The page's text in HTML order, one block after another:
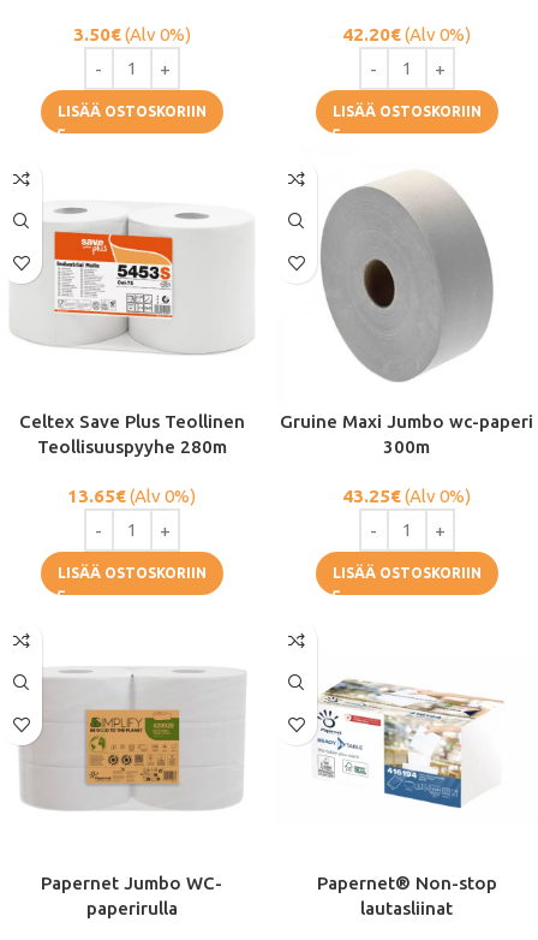
3.50€(Alv 0%)
LISÄÄ OSTOSKORIIN
42.20€(Alv 0%)
LISÄÄ OSTOSKORIIN
Celtex Save Plus Teollinen
Teollisuuspyyhe 280m
13.65€(Alv 0%)
LISÄÄ OSTOSKORIIN
Gruine Maxi Jumbo wc-paperi
300m
43.25€(Alv 0%)
LISÄÄ OSTOSKORIIN
Papernet Jumbo WC-
paperirulla
Papernet® Non-stop
lautasliinat